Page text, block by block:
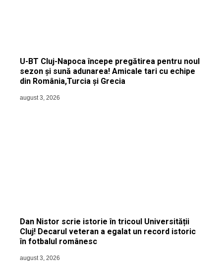
U-BT Cluj-Napoca începe pregătirea pentru noul
sezon și sună adunarea! Amicale tari cu echipe
din România,Turcia și Grecia
august 3, 2026
Dan Nistor scrie istorie în tricoul Universității
Cluj! Decarul veteran a egalat un record istoric
în fotbalul românesc
august 3, 2026